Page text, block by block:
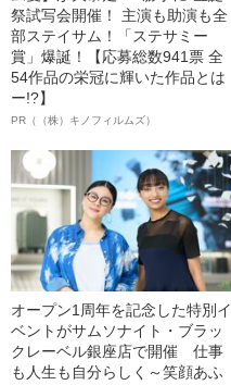
祭試写会開催！ 主演も助演も全
部ステイサム！「ステサミー
賞」爆誕！【応募総数941票 全
54作品の栄冠に輝いた作品とは
ー!?】
PR（（株）キノフィルムズ）
オープン1周年を記念した特別イ
ベントがサムソナイト・ブラッ
クレーベル銀座店で開催 仕事
も人生も自分らしく～笑顔あふ